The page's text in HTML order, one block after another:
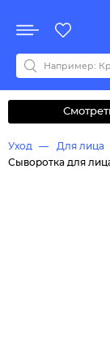
Все бренды
0-9ABCDEFGHIJ
Уход Для лица
Сыворотка для